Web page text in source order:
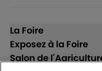
La Foire
Exposez à la Foire
Salon de